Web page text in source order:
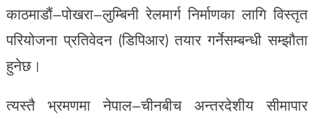
काठमाडौं–पोखरा–लुम्बिनी रेलमार्ग निर्माणका लागि विस्तृत
परियोजना प्रतिवेदन (डिपिआर) तयार गर्नेसम्बन्धी सम्झौता
हुनेछ।
त्यस्तै भ्रमणमा नेपाल–चीनबीच अन्तरदेशीय सीमापार